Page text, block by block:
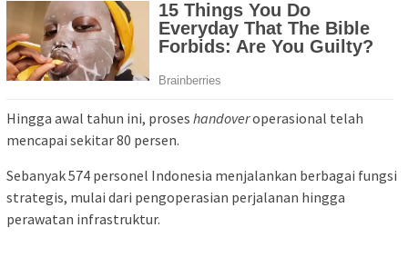
Hingga awal tahun ini, proses handoveroperasional telah
mencapai sekitar 80 persen.
Sebanyak 574 personel Indonesia menjalankan berbagai fungsi
strategis, mulai dari pengoperasian perjalanan hingga
perawatan infrastruktur.